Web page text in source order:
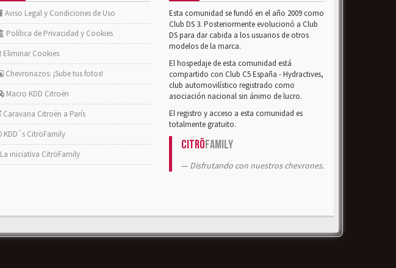
Aviso Legal y Condiciones de Uso
Política de Privacidad y Cookies
Eliminar Cookies
Chevronazos: ¡Sube tus fotos!
Macro KDD Citroën
Caravana Citroën a París
KDD´s CitröFamily
La iniciativa CitröFamily
Esta comunidad se fundó en el año 2009 como
Club DS 3. Posteriormente evolucionó a Club
DS para dar cabida a los usuarios de otros
modelos de la marca.
El hospedaje de esta comunidad está
compartido con Club C5 España - Hydractives,
club automovilístico registrado como
asociación nacional sin ánimo de lucro.
El registro y acceso a esta comunidad es
totalmente gratuito.
CitröFamily
Disfrutando con nuestros chevrones.